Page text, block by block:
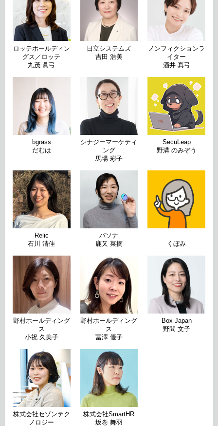
ロッテホールディン
グス／ロッテ
丸茂 眞弓
日立システムズ
吉田 浩美
ノンフィクションラ
イター
酒井 真弓
bgrass
だむは
シナジーマーケティ
ング
馬場 彩子
SecuLeap
野溝 のみぞう
Relic
石川 清佳
パソナ
鹿又 菜摘
くぼみ
野村ホールディング
ス
小祝 久美子
野村ホールディング
ス
冨澤 優子
Box Japan
野間 文子
株式会社セゾンテク
ノロジー
株式会社SmartHR
坂巻 舞羽